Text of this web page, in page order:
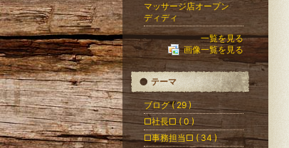
マッサージ店オープン
ディディ
一覧を見る
画像一覧を見る
テーマ
ブログ ( 29 )
□社長□ ( 0 )
□事務担当□ ( 34 )